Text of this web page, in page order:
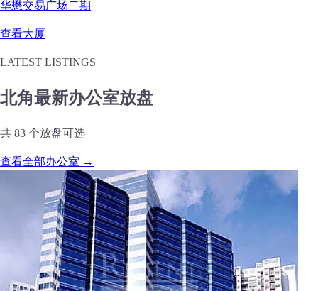
华懋交易广场二期
查看大厦
LATEST LISTINGS
北角最新办公室放盘
共 83 个放盘可选
查看全部办公室 →